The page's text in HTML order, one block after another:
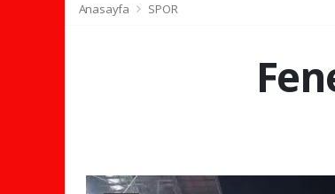
Anasayfa SPOR